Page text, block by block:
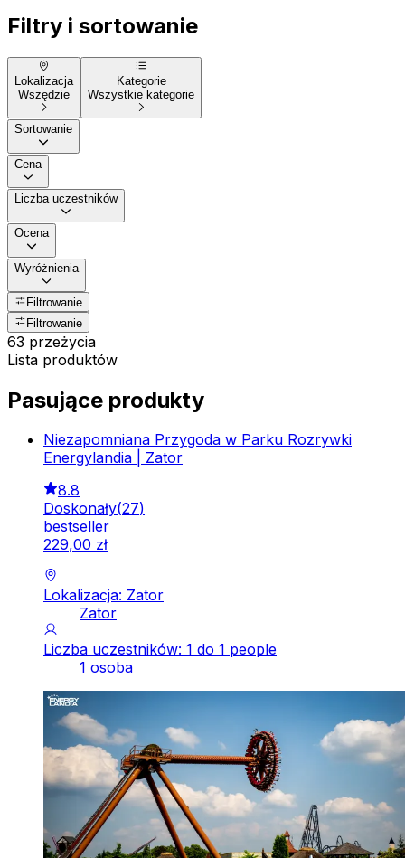
Filtry i sortowanie
Lokalizacja
Wszędzie
Kategorie
Wszystkie kategorie
Sortowanie
Cena
Liczba uczestników
Ocena
Wyróżnienia
Filtrowanie
Filtrowanie
63 przeżycia
Lista produktów
Pasujące produkty
Niezapomniana Przygoda w Parku Rozrywki
Energylandia | Zator
8.8
Doskonały(27)
bestseller
229,00 zł
Lokalizacja: Zator
Zator
Liczba uczestników: 1 do 1 people
1 osoba